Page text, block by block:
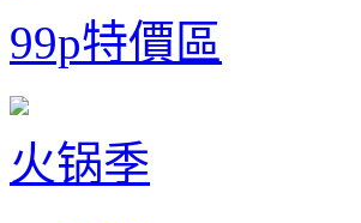
99p特價區
火锅季